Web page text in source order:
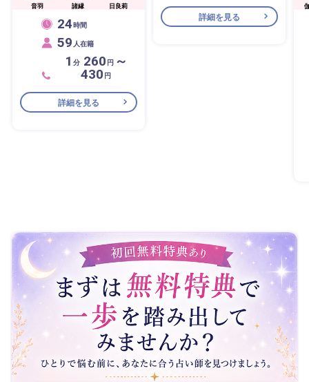
音羽 諸縁 日良莉
24時間
59 人在籍
1 分 260 円 ～
430 円
詳細を見る
詳細を見る